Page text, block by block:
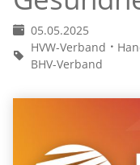
05.05.2025
HVW-Verband
BHV-Verband